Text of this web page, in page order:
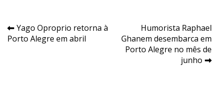
Navegação
de
Yago Oproprio retorna à
Porto Alegre em abril
Humorista Raphael
Ghanem desembarca em
Porto Alegre no mês de
junho